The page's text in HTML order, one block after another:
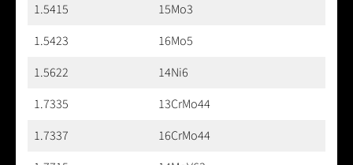
1.5415
15Mo3
1.5423
16Mo5
1.5622
14Ni6
1.7335
13CrMo44
1.7337
16CrMo44